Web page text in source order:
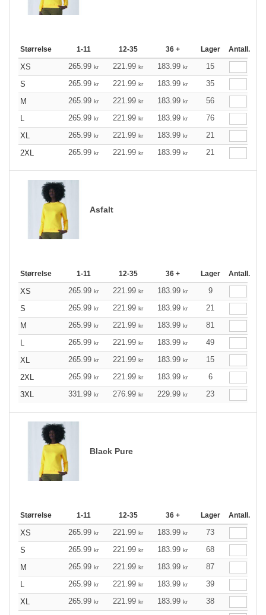
Størrelse 1-11 12-35 36 + Lager Antall.
XS 265.99 kr 221.99 kr 183.99 kr
15
S
265.99 kr 221.99 kr 183.99 kr
35
M
265.99 kr 221.99 kr 183.99 kr
56
L
265.99 kr 221.99 kr 183.99 kr
76
XL
265.99 kr 221.99 kr 183.99 kr
21
2XL
265.99 kr 221.99 kr 183.99 kr 21
Asfalt
Størrelse 1-11 12-35 36 + Lager Antall.
XS 265.99 kr 221.99 kr 183.99 kr
9
S
265.99 kr 221.99 kr 183.99 kr
21
M
265.99 kr 221.99 kr 183.99 kr
81
L
265.99 kr 221.99 kr 183.99 kr
49
XL
265.99 kr 221.99 kr 183.99 kr
15
2XL
265.99 kr 221.99 kr 183.99 kr
6
3XL
331.99 kr 276.99 kr 229.99 kr 23
Black Pure
Størrelse 1-11 12-35 36 + Lager Antall.
XS 265.99 kr 221.99 kr 183.99 kr
73
S
265.99 kr 221.99 kr 183.99 kr
68
M
265.99 kr 221.99 kr 183.99 kr
87
L
265.99 kr 221.99 kr 183.99 kr
39
XL
265.99 kr 221.99 kr 183.99 kr
38